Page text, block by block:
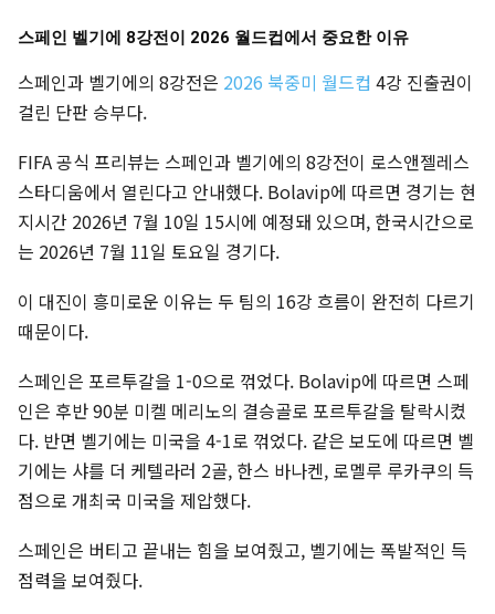
스페인 벨기에 8강전이 2026 월드컵에서 중요한 이유
스페인과 벨기에의 8강전은 2026 북중미 월드컵 4강 진출권이
걸린 단판 승부다.
FIFA 공식 프리뷰는 스페인과 벨기에의 8강전이 로스앤젤레스
스타디움에서 열린다고 안내했다. Bolavip에 따르면 경기는 현
지시간 2026년 7월 10일 15시에 예정돼 있으며, 한국시간으로
는 2026년 7월 11일 토요일 경기다.
이 대진이 흥미로운 이유는 두 팀의 16강 흐름이 완전히 다르기
때문이다.
스페인은 포르투갈을 1-0으로 꺾었다. Bolavip에 따르면 스페
인은 후반 90분 미켈 메리노의 결승골로 포르투갈을 탈락시켰
다. 반면 벨기에는 미국을 4-1로 꺾었다. 같은 보도에 따르면 벨
기에는 샤를 더 케텔라러 2골, 한스 바나켄, 로멜루 루카쿠의 득
점으로 개최국 미국을 제압했다.
스페인은 버티고 끝내는 힘을 보여줬고, 벨기에는 폭발적인 득
점력을 보여줬다.